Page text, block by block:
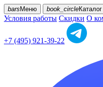
bars Меню book_circleКаталог
Условия работы Скидки О
+7 (495) 921-39-22